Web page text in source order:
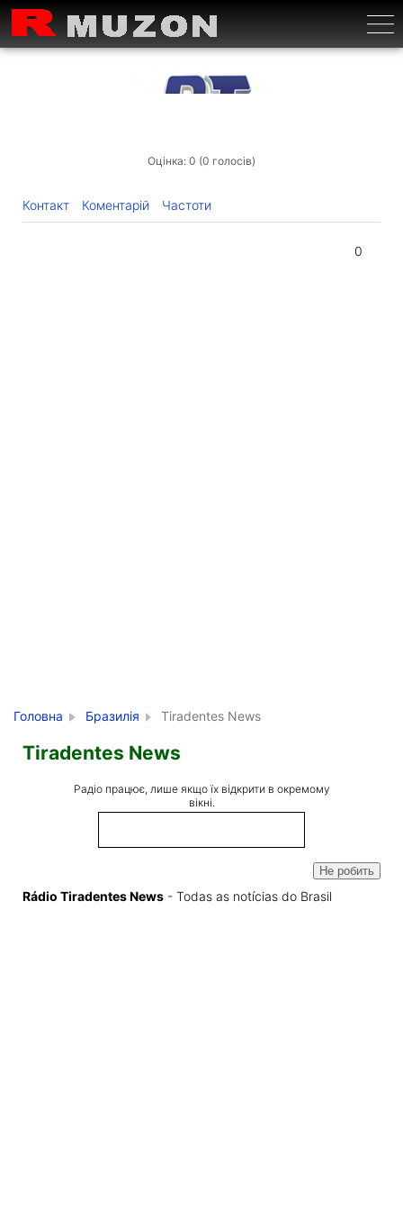
Оцінка: 0 (0 голосів)
Контакт Коментарій Частоти
0
Головна Бразилія Tiradentes News
Tiradentes News
Радіо працює, лише якщо їх відкрити в окремому
вікні.
Не робить
Rádio Tiradentes News - Todas as notícias do Brasil